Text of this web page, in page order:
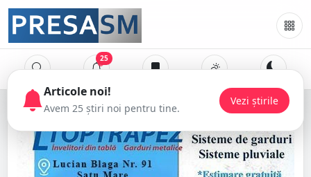
25
Avem 25 știri noi pentru tine.